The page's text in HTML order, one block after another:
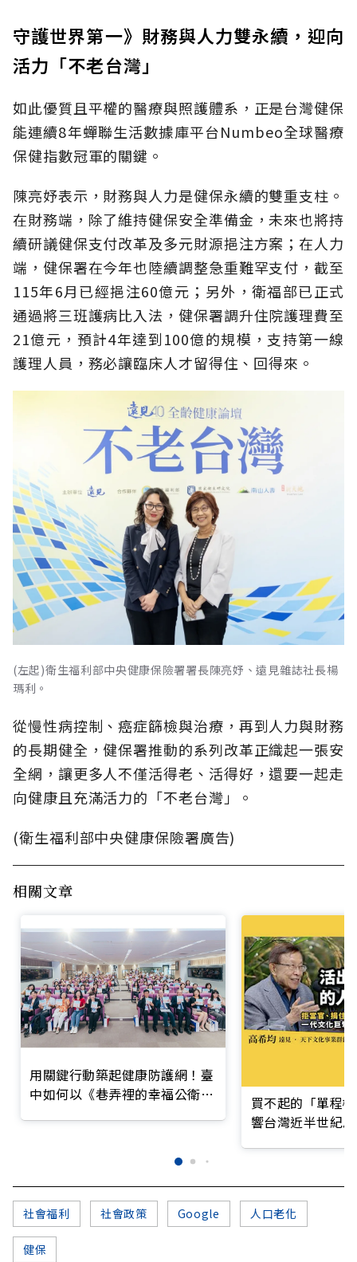
守護世界第一》財務與人力雙永續，迎向
活力「不老台灣」
如此優質且平權的醫療與照護體系，正是台灣健保
能連續8年蟬聯生活數據庫平台Numbeo全球醫療
保健指數冠軍的關鍵。
陳亮妤表示，財務與人力是健保永續的雙重支柱。
在財務端，除了維持健保安全準備金，未來也將持
續研議健保支付改革及多元財源挹注方案；在人力
端，健保署在今年也陸續調整急重難罕支付，截至
115年6月已經挹注60億元；另外，衛福部已正式
通過將三班護病比入法，健保署調升住院護理費至
21億元，預計4年達到100億的規模，支持第一線
護理人員，務必讓臨床人才留得住、回得來。
(左起)衛生福利部中央健康保險署署長陳亮妤、遠見雜誌社長楊
瑪利。
從慢性病控制、癌症篩檢與治療，再到人力與財務
的長期健全，健保署推動的系列改革正織起一張安
全網，讓更多人不僅活得老、活得好，還要一起走
向健康且充滿活力的「不老台灣」。
(衛生福利部中央健康保險署廣告)
相關文章
用關鍵行動築起健康防護網！臺
中如何以《巷弄裡的幸福公衛》
買不起的「單程
響台灣近半世紀
社會福利 社會政策 Google 人口老化
健保